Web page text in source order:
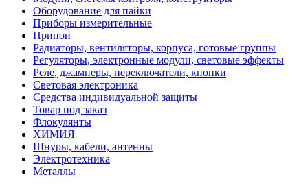
Оборудование для пайки
Приборы измерительные
Припои
Радиаторы, вентиляторы, корпуса, готовые группы
Регуляторы, электронные модули, световые эффекты
Реле, джамперы, переключатели, кнопки
Световая электроника
Средства индивидуальной защиты
Товар под заказ
Флокулянты
ХИМИЯ
Шнуры, кабели, антенны
Электротехника
Металлы